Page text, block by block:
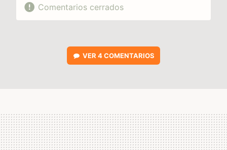
Comentarios cerrados
VER 4 COMENTARIOS